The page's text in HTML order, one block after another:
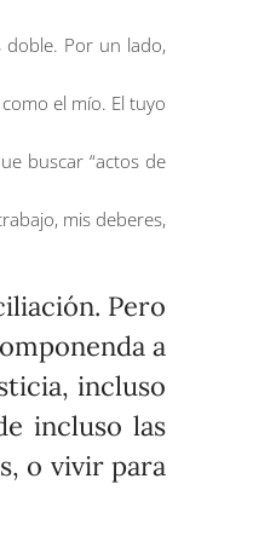
doble. Por un lado,
el mío. El tuyo
buscar “actos de
mis deberes,
Pero
a
incluso
incluso las
o vivir para